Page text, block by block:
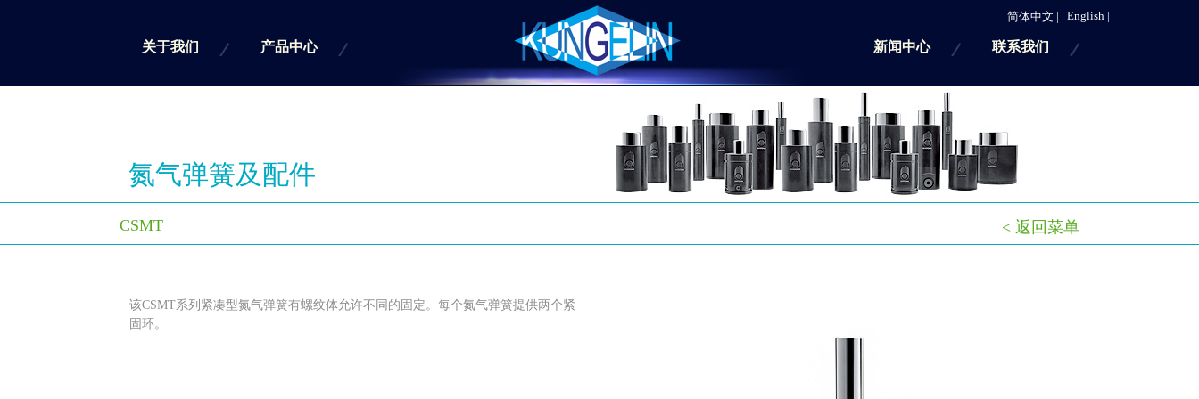
关于我们 产品中心
English |
简体中文 |
新闻中心 联系我们
氮气弹簧及配件
CSMT < 返回菜单
该CSMT系列紧凑型氮气弹簧有螺纹体允许不同的固定。每个氮气弹簧提供两个紧
固环。